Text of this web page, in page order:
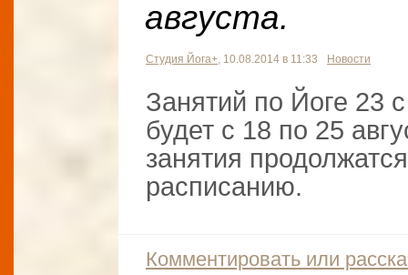
августа.
Студия Йога+, 10.08.2014 в 11:33 Новости
Занятий по Йоге 23
будет с 18 по 25
занятия
расписанию.
Комментировать или